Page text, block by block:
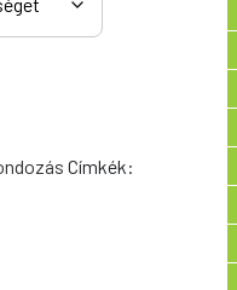
Címkék: